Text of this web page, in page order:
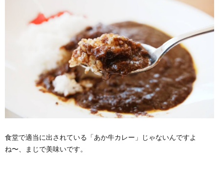
食堂で適当に出されている「あか牛カレー」じゃないんですよ
ね〜、まじで美味いです。